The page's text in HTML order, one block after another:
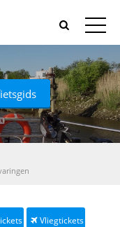
Vliegtickets